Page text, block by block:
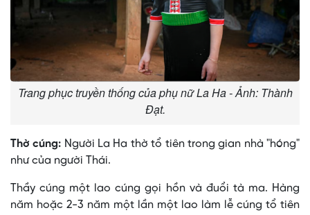
Trang phục truyền thống của phụ nữ La Ha - Ảnh: Thành
Đạt.
Thờ cúng: Người La Ha thờ tổ tiên trong gian nhà "hóng"
như của người Thái.
Thầy cúng một lao cúng gọi hồn và đuổi tà ma. Hàng
năm hoặc 2-3 năm một lần một lao làm lễ cúng tổ tiên